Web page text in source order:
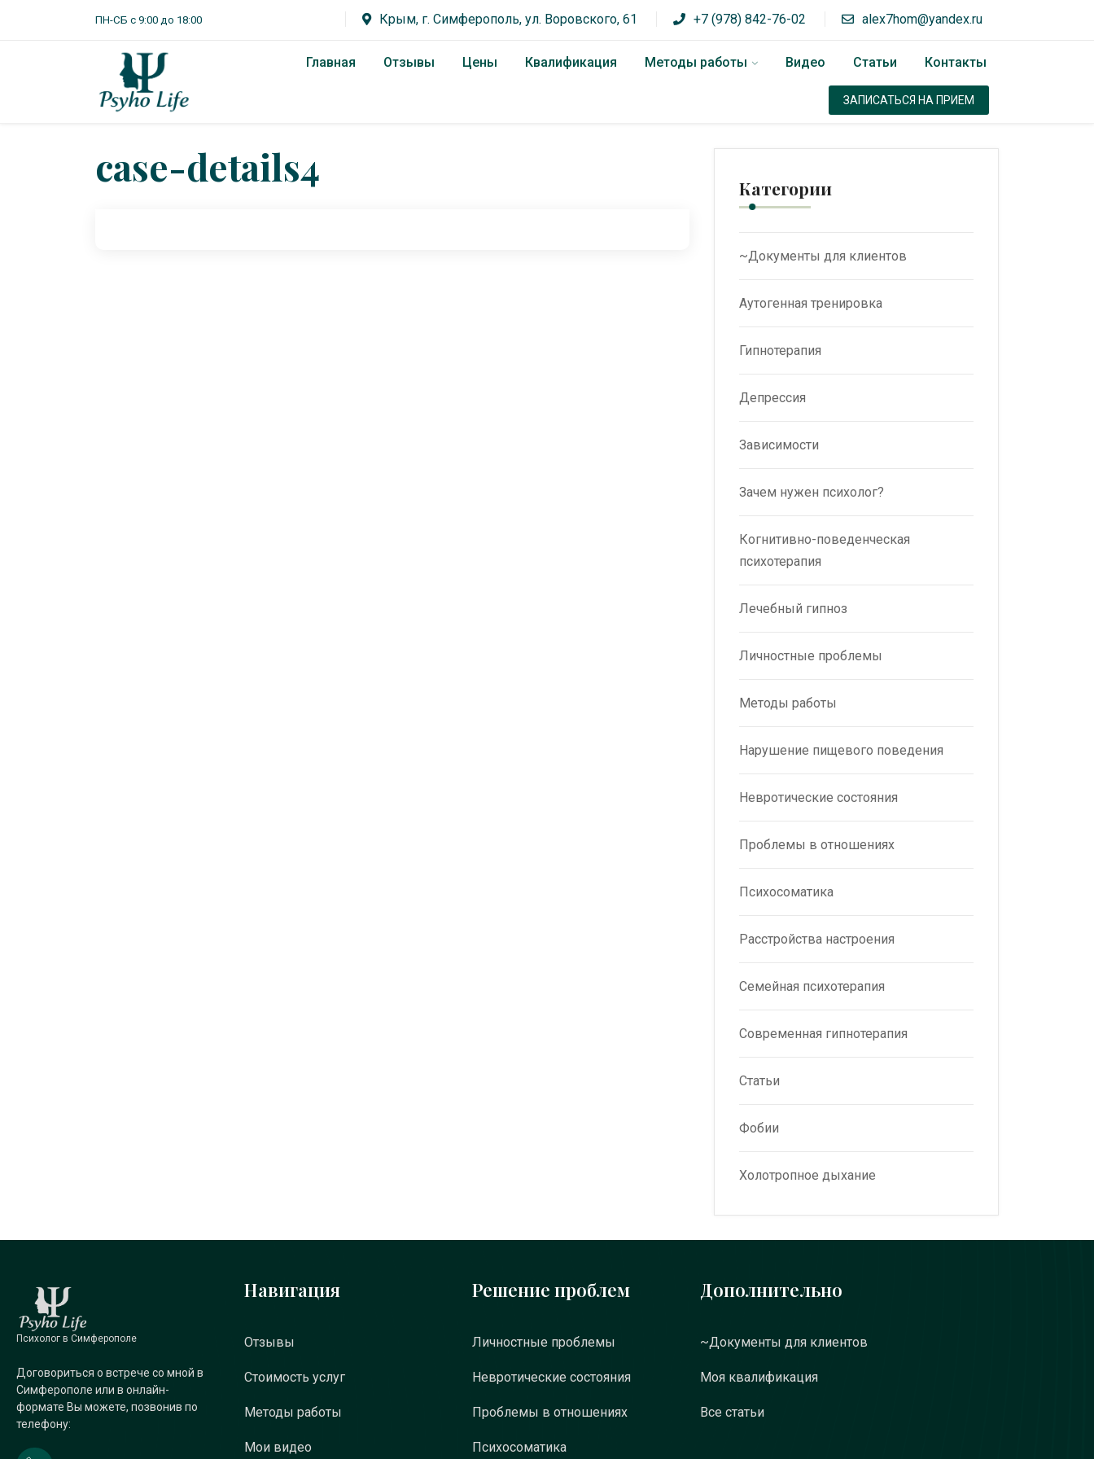
ПН-СБ с 9:00 до 18:00 Крым, г. Симферополь, ул. Воровского, 61 +7 (978) 842-76-02 alex7hom@yandex.ru
Главная Отзывы Цены Квалификация Методы работы Видео Статьи Контакты
ЗАПИСАТЬСЯ НА ПРИЕМ
case-details4 Категории
~Документы для клиентов
Аутогенная тренировка
Гипнотерапия
Депрессия
Зависимости
Зачем нужен психолог?
Когнитивно-поведенческая
психотерапия
Лечебный гипноз
Личностные проблемы
Методы работы
Нарушение пищевого поведения
Невротические состояния
Проблемы в отношениях
Психосоматика
Расстройства настроения
Семейная психотерапия
Современная гипнотерапия
Статьи
Фобии
Холотропное дыхание
Психолог в Симферополе
Договориться о встрече со мной в
Симферополе или в онлайн-
формате Вы можете, позвонив по
телефону:
Навигация
Отзывы
Стоимость услуг
Методы работы
Мои видео
Решение проблем
Личностные проблемы
Невротические состояния
Проблемы в отношениях
Психосоматика
Дополнительно
~Документы для клиентов
Моя квалификация
Все статьи